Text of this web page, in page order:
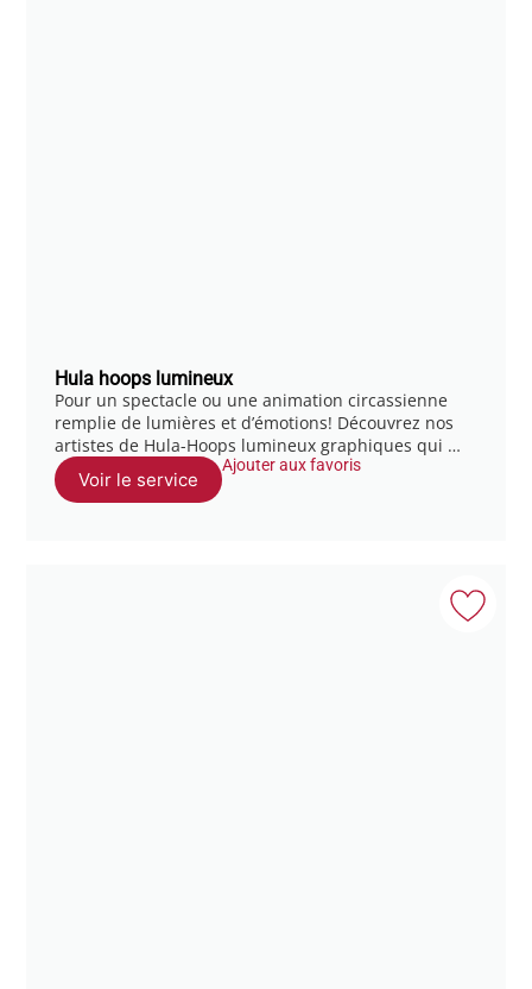
Hula hoops lumineux
Pour un spectacle ou une animation circassienne
remplie de lumières et d’émotions! Découvrez nos
artistes de Hula-Hoops lumineux graphiques qui …
Voir le service
Ajouter aux favoris